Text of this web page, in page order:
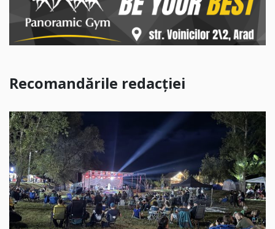
Recomandările redacției